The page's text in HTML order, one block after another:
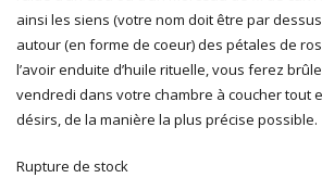
ainsi les siens (votre nom doit être par
autour (en forme de coeur) des pétales de
l’avoir enduite d’huile rituelle, vous ferez
vendredi dans votre chambre à coucher tout
désirs, de la manière la plus précise possible.
Rupture de stock